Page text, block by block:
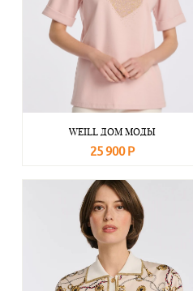
WEILL ДОМ МОДЫ
25 900 Р